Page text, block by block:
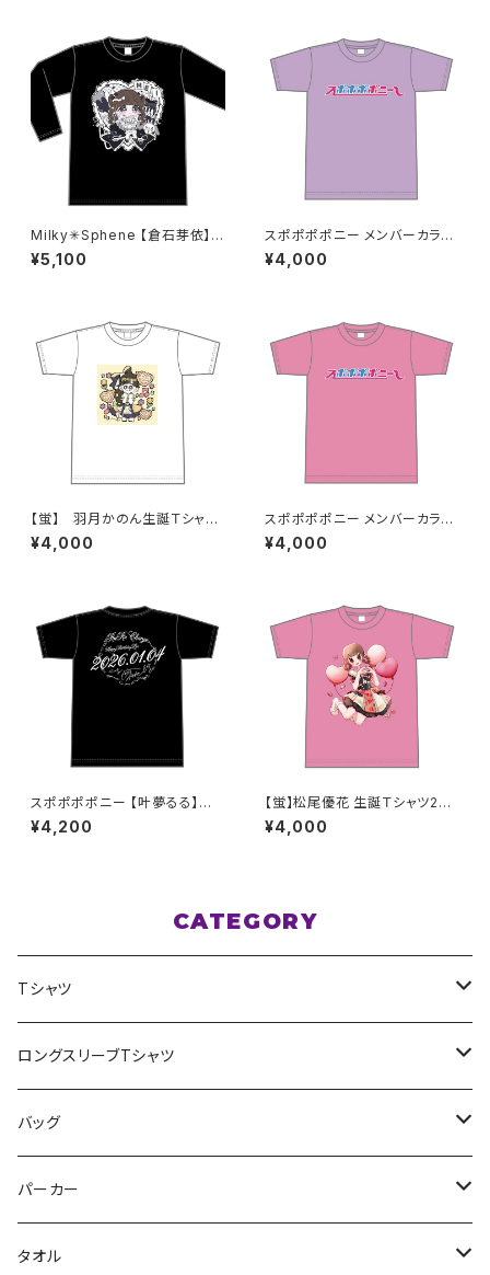
Milky✳︎Sphene 【倉石芽依】生
誕祭ロンT 2XL〜3XLサイズ
¥5,100
スポポポポニー メンバーカラー
シンプルデザイン ロゴTシャツ
パープル S〜XLサイズ
¥4,000
【蛍】 羽月かのん生誕Ｔシャツ
M〜XLサイズ
¥4,000
スポポポポニー メンバーカラー
シンプルデザイン ロゴTシャツ
ピンク S〜XLサイズ
¥4,000
スポポポポニー 【叶夢るる】生
誕祭Tシャツ ブラック XXL〜XX
XLサイズ
¥4,200
【蛍】松尾優花 生誕Ｔシャツ202
5 M〜XLサイズ
¥4,000
CATEGORY
Tシャツ
スポポポポニー
花いろは
Milky✳︎Sphene
シークレットシャノワール
ロングスリーブTシャツ
HIGH HIGH BEAM
Milky✳︎Sphene
バッグ
サコッシュ
パーカー
スポポポポニー
タオル